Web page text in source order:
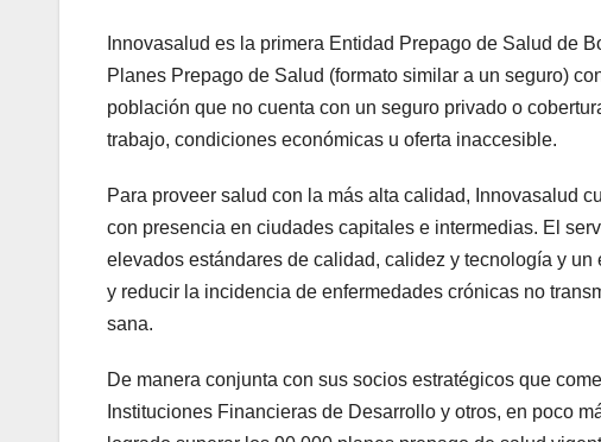
Innovasalud es la primera Entidad Prepago de Salud de
Planes Prepago de Salud (formato similar a un seguro)
población que no cuenta con un seguro privado o
trabajo, condiciones económicas u oferta inaccesible.
Para proveer salud con la más alta calidad, Innovasalud
con presencia en ciudades capitales e intermedias. El
elevados estándares de calidad, calidez y tecnología y
y reducir la incidencia de enfermedades crónicas no
sana.
De manera conjunta con sus socios estratégicos que
Instituciones Financieras de Desarrollo y otros, en poco